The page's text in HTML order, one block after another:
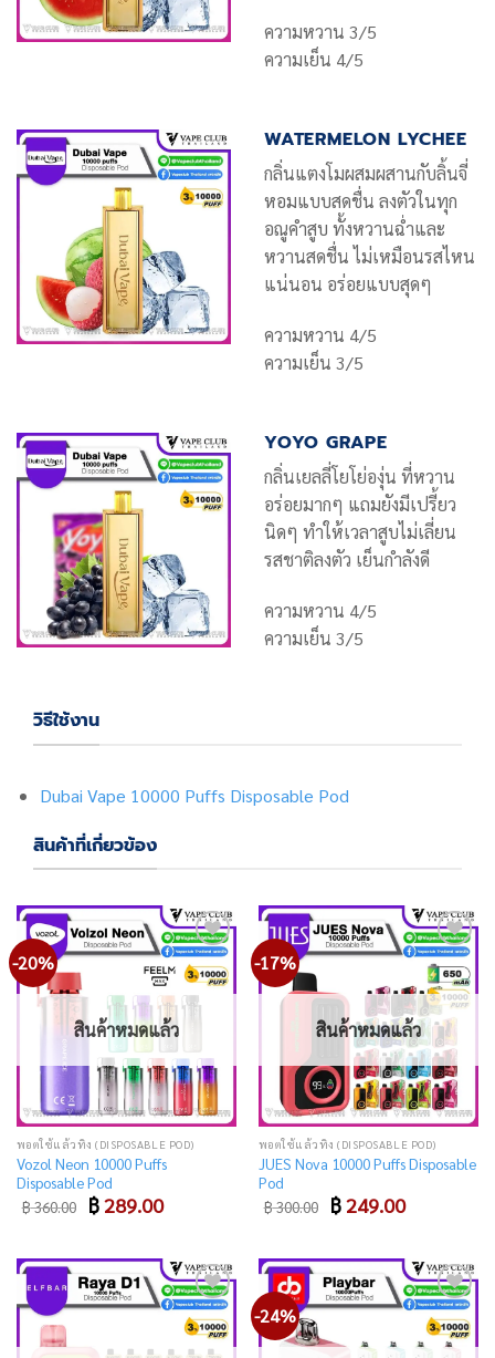
ความหวาน 3/5
ความเย็น 4/5
WATERMELON LYCHEE
กลิ่นแตงโมผสมผสานกับลิ้นจี่
หอมแบบสดชื่น ลงตัวในทุก
อณูคำสูบ ทั้งหวานฉ่ำและ
หวานสดชื่น ไม่เหมือนรสไหน
แน่นอน อร่อยแบบสุดๆ
ความหวาน 4/5
ความเย็น 3/5
YOYO GRAPE
กลิ่นเยลลี่โยโย่องุ่น ที่หวาน
อร่อยมากๆ แถมยังมีเปรี้ยว
นิดๆ ทำให้เวลาสูบไม่เลี่ยน
รสชาติลงตัว เย็นกำลังดี
ความหวาน 4/5
ความเย็น 3/5
วิธีใช้งาน
Dubai Vape 10000 Puffs Disposable Pod
สินค้าที่เกี่ยวข้อง
-20%
Add
to
wishlist
สินค้าหมดแล้ว
พอตใช้แล้วทิ้ง (DISPOSABLE POD)
Vozol Neon 10000 Puffs
Disposable Pod
฿360.00 Original
price
฿289.00Current
price
-17%
Add
to
wishlist
สินค้าหมดแล้ว
พอตใช้แล้วทิ้ง (DISPOSABLE POD)
JUES Nova 10000 Puffs Disposable
Pod
฿300.00 Original
price
฿249.00Current
price
Add
to
wishlist
-24%
Add
to
wishlist